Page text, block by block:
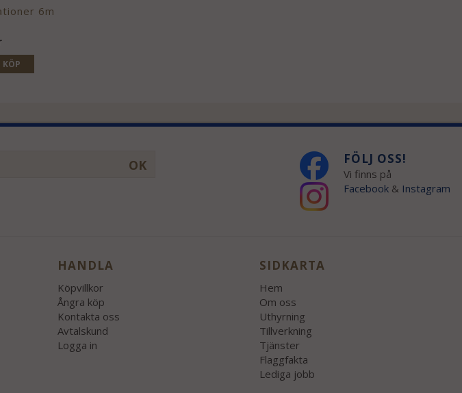
6m
KÖP
OK FÖLJ OSS!
Vi finns på
Facebook & Instagram
HANDLA
Köpvillkor
Ångra köp
Kontakta oss
Avtalskund
Logga in
SIDKARTA
Hem
Om oss
Uthyrning
Tillverkning
Tjänster
Flaggfakta
Lediga jobb